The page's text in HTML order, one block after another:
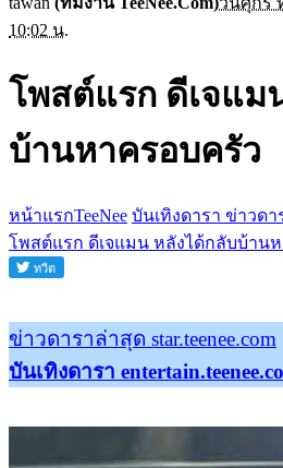
10:02 น.
โพสต์แรก ดีเจแม
บ้านหาครอบครัว
หน้าแรกTeeNee บันเทิงดารา ข่าวดา
โพสต์แรก ดีเจแมน หลังได้กลับบ้าน
ข่าวดาราล่าสุด star.teenee.com
บันเทิงดารา